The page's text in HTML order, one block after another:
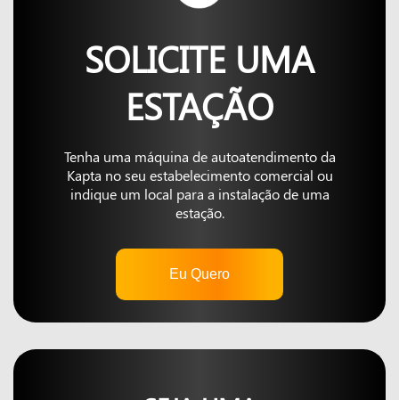
SOLICITE UMA
ESTAÇÃO
Tenha uma máquina de autoatendimento da
Kapta no seu estabelecimento comercial ou
indique um local para a instalação de uma
estação.
Eu Quero